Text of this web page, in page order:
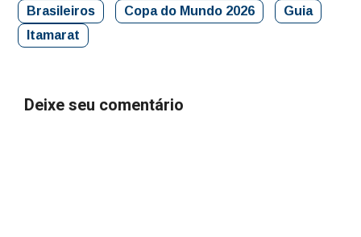
Brasileiros Copa do Mundo 2026
Guia
Itamarat
Deixe seu comentário